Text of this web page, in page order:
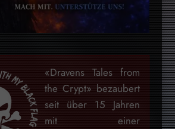
«Dravens Tales from
the Crypt» bezaubert
seit über 15 Jahren
mit einer